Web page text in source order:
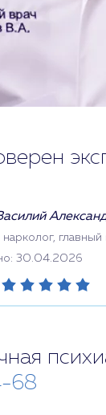
нарколог, главный
30.04.2026
68